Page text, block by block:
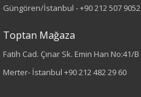
Bilek Paça
Kumaş Tipi
Güngören/İstanbul -+90 212 507 9052
Toptan Mağaza
Fatih Cad. Çınar Sk. Emin Han No:41/B
Merter- İstanbul +90 212 482 29 60